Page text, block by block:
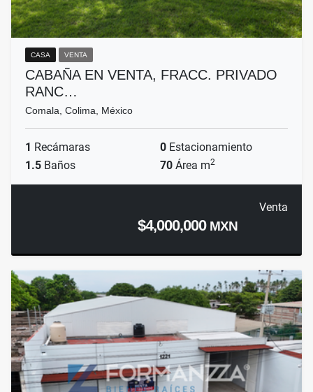
CASA VENTA
CABAÑA EN VENTA, FRACC. PRIVADO
RANC…
Comala, Colima, México
1 Recámaras 0 Estacionamiento
1.5 Baños 70 Área m2
Venta
$4,000,000 MXN